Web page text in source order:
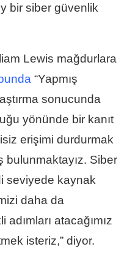
bir siber güvenlik
Lewis mağdurlara
“Yapmış
sonucunda
yönünde bir kanıt
erişimi durdurmak
bulunmaktayız. Siber
seviyede kaynak
daha da
atacağımız
isteriz,” diyor.